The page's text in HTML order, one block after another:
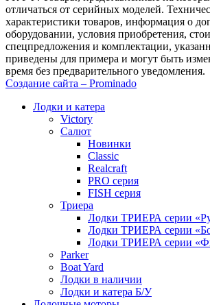
отличаться от серийных моделей.
характеристики товаров, информация о
оборудовании, условия приобретения,
спецпредложения и комплектации,
приведены для примера и могут быть
время без предварительного уведомления.
Создание сайта – Prominado
Лодки и катера
Victory
Салют
Новинки
Classic
Realcraft
PRO серия
FISH серия
Триера
Лодки ТРИЕРА серии
Лодки ТРИЕРА серии
Лодки ТРИЕРА серии
Parker
Boat Yard
Лодки в наличии
Лодки и катера Б/У